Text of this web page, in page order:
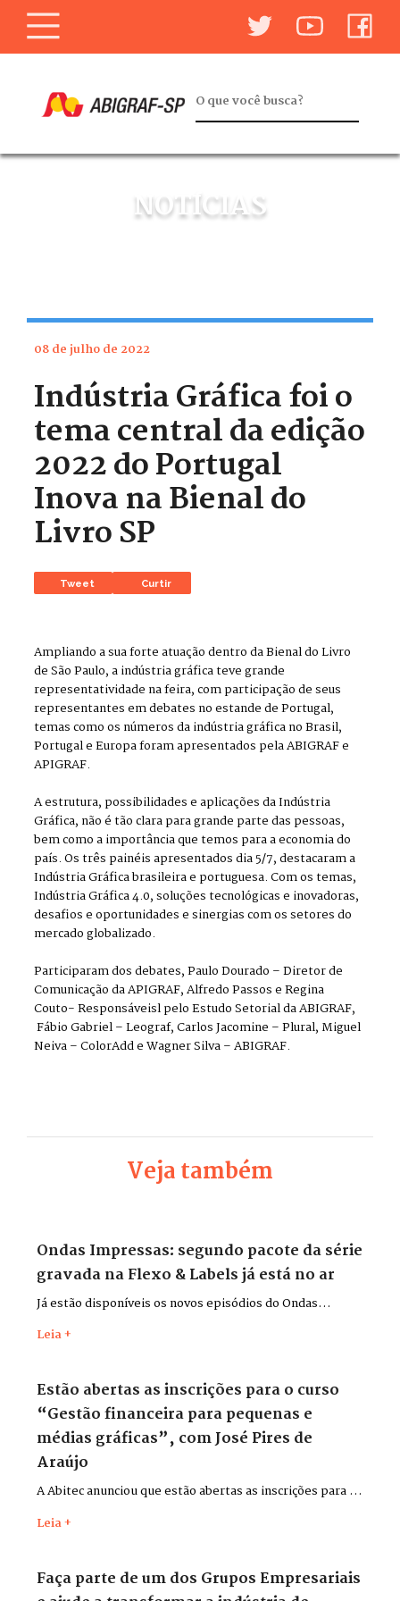
NOTÍCIAS
08 de julho de 2022
Indústria Gráfica foi o
tema central da edição
2022 do Portugal
Inova na Bienal do
Livro SP
Tweet Curtir
Ampliando a sua forte atuação dentro da Bienal do Livro
de São Paulo, a indústria gráfica teve grande
representatividade na feira, com participação de seus
representantes em debates no estande de Portugal,
temas como os números da indústria gráfica no Brasil,
Portugal e Europa foram apresentados pela ABIGRAF e
APIGRAF.
A estrutura, possibilidades e aplicações da Indústria
Gráfica, não é tão clara para grande parte das pessoas,
bem como a importância que temos para a economia do
país. Os três painéis apresentados dia 5/7, destacaram a
Indústria Gráfica brasileira e portuguesa. Com os temas,
Indústria Gráfica 4.0, soluções tecnológicas e inovadoras,
desafios e oportunidades e sinergias com os setores do
mercado globalizado.
Participaram dos debates, Paulo Dourado – Diretor de
Comunicação da APIGRAF, Alfredo Passos e Regina
Couto- Responsáveisl pelo Estudo Setorial da ABIGRAF,
Fábio Gabriel – Leograf, Carlos Jacomine – Plural, Miguel
Neiva – ColorAdd e Wagner Silva – ABIGRAF.
Veja também
Ondas Impressas: segundo pacote da série
gravada na Flexo & Labels já está no ar
Já estão disponíveis os novos episódios do Ondas
Pack 2026, que aconteceu entre os dias 26 e 29 de maio,
Leia +
Estão abertas as inscrições para o curso
“Gestão financeira para pequenas e
médias gráficas”, com José Pires de
Araújo
A Abitec anunciou que estão abertas as inscrições para o
gráficas”, com o consultor José Pires de Araújo.
Leia +
Faça parte de um dos Grupos Empresariais